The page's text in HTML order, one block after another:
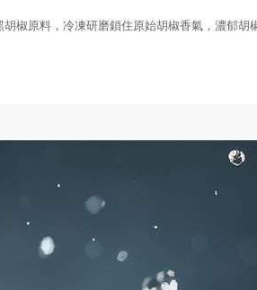
椒原料，冷凍研磨鎖住原始胡椒香氣，濃郁胡